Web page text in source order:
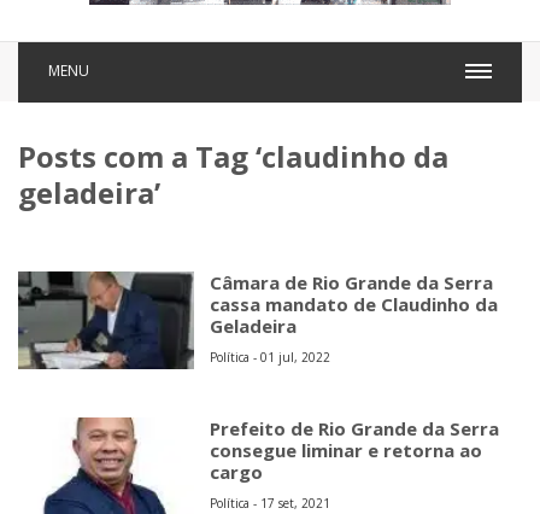
MENU
Posts com a Tag ‘claudinho da
geladeira’
Câmara de Rio Grande da Serra
cassa mandato de Claudinho da
Geladeira
Política - 01 jul, 2022
Prefeito de Rio Grande da Serra
consegue liminar e retorna ao
cargo
Política - 17 set, 2021